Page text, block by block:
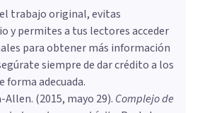
trabajo original, evitas
y permites a tus lectores acceder
para obtener más información
siempre de dar crédito a los
forma adecuada.
Allen. (2015, mayo 29). Complejo de